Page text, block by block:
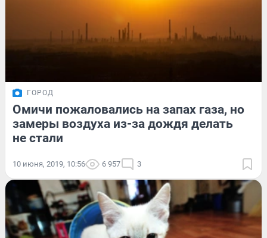
ГОРОД
Омичи пожаловались на запах газа, но
замеры воздуха из-за дождя делать
не стали
10 июня, 2019, 10:56 6 957 3